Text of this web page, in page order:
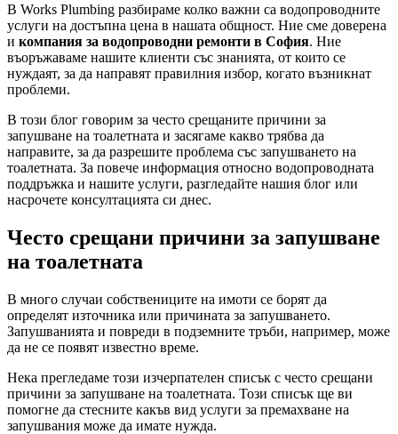
В Works Plumbing разбираме колко важни са водопроводните
услуги на достъпна цена в нашата общност. Ние сме доверена
и компания за водопроводни ремонти в София. Ние
въоръжаваме нашите клиенти със знанията, от които се
нуждаят, за да направят правилния избор, когато възникнат
проблеми.
В този блог говорим за често срещаните причини за
запушване на тоалетната и засягаме какво трябва да
направите, за да разрешите проблема със запушването на
тоалетната. За повече информация относно водопроводната
поддръжка и нашите услуги, разгледайте нашия блог или
насрочете консултацията си днес.
Често срещани причини за запушване
на тоалетната
В много случаи собствениците на имоти се борят да
определят източника или причината за запушването.
Запушванията и повреди в подземните тръби, например, може
да не се появят известно време.
Нека прегледаме този изчерпателен списък с често срещани
причини за запушване на тоалетната. Този списък ще ви
помогне да стесните какъв вид услуги за премахване на
запушвания може да имате нужда.